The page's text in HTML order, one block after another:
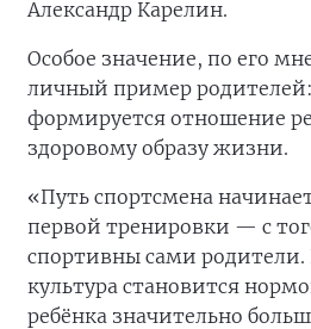
Александр Карелин.
Особое значение, по его
личный пример
формируется отношение
здоровому образу жизни.
«Путь спортсмена
первой тренировки — с
спортивны сами родители.
культура становится
ребёнка значительно